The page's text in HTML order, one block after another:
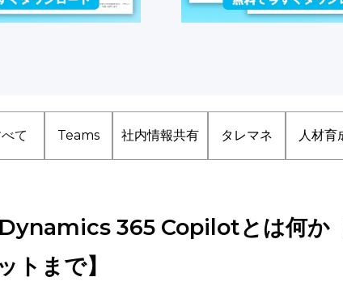
て Teams 社内情報共有 タレマネ 人材育
365 Copilotとは何か
トまで】